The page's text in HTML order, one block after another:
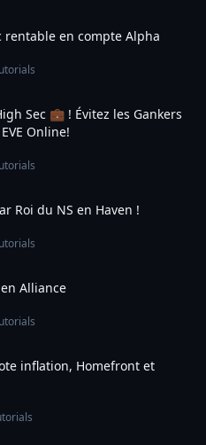
rentable en compte Alpha
Sec 💼 ! Évitez les Gankers
Online!
Roi du NS en Haven !
Alliance
inflation, Homefront et